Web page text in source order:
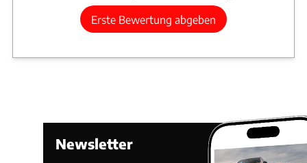
Erste Bewertung abgeben
Newsletter